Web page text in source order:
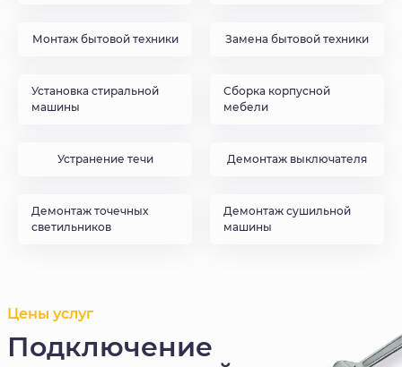
Монтаж бытовой техники Замена бытовой техники
Установка стиральной
машины
Сборка корпусной
мебели
Устранение течи Демонтаж выключателя
Демонтаж точечных
светильников
Демонтаж сушильной
машины
Цены услуг
Подключение